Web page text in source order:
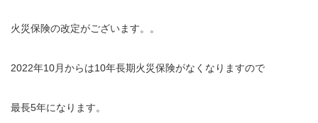
火災保険の改定がございます。。
2022年10月からは10年長期火災保険がなくなりますので
最長5年になります。